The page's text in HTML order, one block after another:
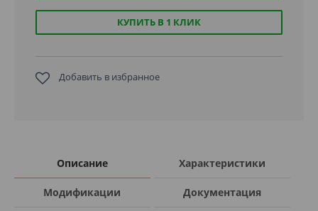
КУПИТЬ В 1 КЛИК
Добавить в избранное
Описание Характеристики
Модификации Документация